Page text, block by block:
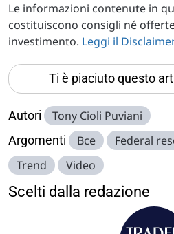
Le informazioni contenute in
costituiscono consigli né
investimento. Leggi il
Ti è piaciuto questo
Autori Tony Cioli Puviani
Argomenti Bce Federal
Trend
Video
Scelti dalla redazione